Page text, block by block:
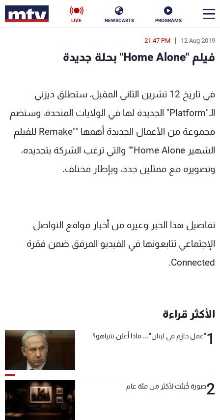
PROGRAMS
NEWSCASTS
LIVE
12 Aug 2019
21:47 PM
فيلم "Home Alone" بحلة جديدة
في تاريخ 12 تشرين الثاني المقبل، ستطلق ديزني
الـ"Platform" الجديدة لها في الولايات المتحدة، وستضم
مجموعة من الأعمال الجديدة أهمها ""Remake للفيلم
الشهير Home Alone"" والتي ترغب الشركة بتجديده،
وتصويره مع ممثلين جدد، وبإطار مختلف.
تفاصيل هذا الخبر وغيره من أخبار مواقع التواصل
الإجتماعي تتابعونها في الفيديو المرفق ضمن فقرة
Connected.
الأكثر قراءة
1"عمل حازم في لبنان"... ماذا أعلن نتنياهو؟
2صورة خُبئت لأكثر من مئة عام
en
الأخبار
سياسة ناس
إقتصاد فن
منوعات رياضة
كأس العالم
شاهد البرامج
الترددات